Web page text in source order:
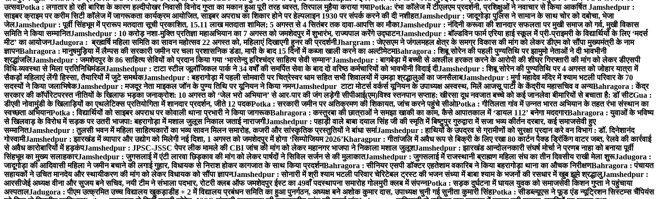
उत्सवPotka : लगातार हो रही बारिश के कारण हल्दीपोखर निवासी विनोद गुप्ता का मकान हुआ पूरी तरह ध्वस्त, तिरपाल मुहैया कराया गयाPotka: रंभा कॉलेज में टीएलएम प्रदर्शनी, प्रशिक्षुओं ने नवाचार से किया आकर्षितJamshedpur :
साइबर क्राइम पर करीम सिटी कॉलेज में जागरूकता कार्यक्रम आयोजित, साइबर अपराध का शिकार होने पर हेल्पलाइन 1930 पर संपर्क करने की दी नशीहतJamshedpur : जादूगोड़ा पुलिस ने सामान के साथ चोर को दबोचा, भेजा
जेलJamshedpur : पूर्वी सिंहभूम में प्रारूप मतदाता सूची प्रकाशित, 15.11 लाख मतदाता शामिल; 5 अगस्त से 4 सितंबर तक दावा-आपत्ति का मौकाJamshedpur : नंदिनी करूवा की शानदार सफलता पर मुखी समाज को गर्व, मुखी विकास
समिति ने किया सम्मानितJamshedpur : 10 करोड़ नशा-मुक्ति प्रतिज्ञा महाअभियान का 7 अगस्त को जमशेदपुर में शुभारंभ, राज्यपाल करेंगे उद्घाटनJamshedpur : बॉल्डविन फार्म एरिया हाई स्कूल में प्री-प्राइमरी के विद्यार्थियों के लिए ‘मदर्स
मीट’ का आयोजनJadugora : ब्रह्मर्षि महिला समिति का सावन महोत्सव 22 अगस्त को, महिलाएं दिखाएगी हुनर की प्रदर्शनीJhargram : जेएसएम ने जंगलमहल क्षेत्र के समग्र विकास की मांग को लेकर डीएम को सौंपा मुख्यमंत्री के नाम
ज्ञापनBahragora : मानुषमुड़िया में लैम्पस की सरकारी जमीन पर चला प्रशासनिक डंडा, मापी के बाद 15 दिनों में कब्जा खाली करने का अल्टीमेटमBahragora : शिबू सोरेन की पहली पुण्यतिथि पर झामुमो नेताओं ने दी भावभीनी
श्रद्धांजलिJamshedpur : जमशेदपुर के 86 साहित्य सेवियों को प्रदान किया गया ‘भारतेन्दु हरिश्चंद्र साहित्य सेवी सम्मान’Jamshedpur : बागबेड़ा में बच्ची से अश्लील हरकत करने के आरोपी की शीघ्र गिरफ्तारी की मांग को लेकर डीएसपी
विधि-व्यवस्था से मिला प्रतिनिधिमंडलJamshedpur : टाटा स्टील जूलॉजिकल पार्क ने 34 वर्षों की समर्पित सेवा के बाद दो वरिष्ठ कर्मचारियों को भावभीनी विदाई दीJamshedpur : शिबू सोरेन की पुण्यतिथि पर 4 अगस्त को जोहार यात्रा में
सैकड़ों महिलाएं लेंगी हिस्सा, तैयारियों में जुटे समर्थकJamshedpur : बहरागोड़ा में पहली सोमवारी पर चित्रेस्वर धाम सहित सभी शिवालयों में उमड़ा श्रद्धालुओं का जनसैलाबJamshedpur : मुर्गा महादेव मंदिर में श्याम भटली परिवार के 70
सदस्यों ने किया जलाभिषेकJamshedpur : मजदूर नेता माइकल जॉन के पुण्य तिथि पर यूनियन ने किया नमनJamshedpur टाटा मोटर्स वर्कर्स यूनियन के उपाध्यक्ष अस्वस्थ, मिलें आजसू पार्टी के केंद्रीय महासचिव व अन्यBahragora : केंद्र
सरकार की कॉर्पोरेटपरस्त नीतियों के खिलाफ भड़का जनाक्रोश: 10 अगस्त को ‘जेल भरो अभियान’ से आर-पार की जंग लड़ेगी सीपीआई(एम)विश्व स्तनपान सप्ताह: खीरसा दूध नवजात बच्चे को कई जानलेवा बीमारियों से बचाता है: डॉ सीटGua :
डीएवी नोवामुंडी के खिलाड़ियों का एथलेटिक्स प्रतियोगिता में शानदार प्रदर्शन, जीते 12 पदकPotka : सरकारी जमीन पर अतिक्रमण की शिकायत, जांच करने पहुंचे सीओPotka : गीतिलता गांव में उन्नत भारत अभियान के तहत रंभा संस्थान का
स्वच्छता अभियानPotka : विद्यार्थियों को साइबर अपराध पर कोवाली थाना प्रभारी ने किया जागरूकBahragora : कस्तुरबा की छात्राओं ने समझा खाकी का काम, कैसे आपातकाल में ‘डायल 112’ बनेगा मददगारBahragora : युवाओं के भविष्य
से खिलवाड़ के विरोध में सड़क पर उतरी भाजपा: बहरागोड़ा में मशाल जुलूस निकाल जताई नाराजगीJamshedpur : पहाड़ी वाले बाबा दयाल सिंह जी की स्मृति में बिष्टुपुर गुरुद्वारा में सजा भव्य कीर्तन दरबार, कई समाजसेवी हुए
सम्मानितJamshedpur : तुलसी भवन में महिला साहित्यकारों का भव्य सावन मिलन समारोह, कजरी और सांस्कृतिक प्रस्तुतियों ने बांधा समांJamshedpur : हाथियों के उपद्रव से ग्रामीणों को सुरक्षा प्रदान करे वन विभाग : डॉ. दिनेशानंद
गोस्वामीJamshedpur : झारखंड में व्यापार और उद्योग को मिलेगी नई दिशा, 1 अगस्त को जमशेदपुर में होगा ‘सिम्पोजियम 2026’Kharagpur : गीतांजलि में अवैध रूप से बिक्री के लिए रखा 80 कार्टन पैक्ड ड्रिंकिंग वाटर जब्त, रेलवे की कार्रवाई
से अवैध कारोबारियों में हड़कंपJamshedpur : JPSC-JSSC पेपर लीक मामले की CBI जांच की मांग को लेकर महानगर भाजपा ने निकाला मशाल जुलूशJamshedpur : झारखंड आन्दोलनकारी संघर्ष मोर्चा ने प्रणब नाहा को बनाया पूर्वी
सिंहभूम का मुख्य सलाहकारJamshedpur : जुगसलाई में एंटी लारवा छिड़काव की मांग को लेकर पार्षदों ने सिविल सर्जन से की मुलाकातJamshedpur : जुगसलाई में राजस्थानी ब्राह्मण महिला संघ का तीन दिवसीय राखी मेला शुरूJadugora :
जादूगोड़ा की आदिवासी महिला ने जमीन बचाने की लगाई गुहार, विधायक से निराश होकर कागजात के साथ किया प्रदर्शनBahragora : सीनियर एसपी डॉक्टर एहतेशाम वकारिब ने किया बहरागोड़ा थाना का औचक निरीक्षणBahragora : पंचायत
सहायकों ने उचित मानदेय और स्थायीकरण की मांग को लेकर विधायक को सौंपा ज्ञापनJamshedpur : सोनारी में श्री श्याम भटली परिवार चेरिटेबल ट्रस्ट की भजन संध्या में बाबा श्याम के भजनों की रसधार में खुब झूमे श्रद्धालुJamshedpur :
आरसीजेई अध्यक्ष वीना और सुजय बने सचिव, नयी टीम ने संभाला पदभार, रोटरी क्लब ऑफ जमशेदपुर ईस्ट का 49वाँ पदस्थापना समारोह गोलमुरी क्लब में संपन्नPotka : सड़क दुर्घटना में घायल युवक को समाजसेवी किशन गुप्ता ने पहुंचाया
अस्पतालJadugora : पीएम उत्क्रमित उच्च विद्यालय खुकड़ाडीह + 2 में विद्यालय प्रबंधन समिति का हुआ पुनर्गठन, अध्यक्ष बने अशोक कुमार दास, उपाध्यक्ष चुनी गई सुनीता कुमारी सिंहPotka : सीडब्ल्यूएस ने फूड एंड न्यूट्रिशन सिस्टम्स चैंपियंस